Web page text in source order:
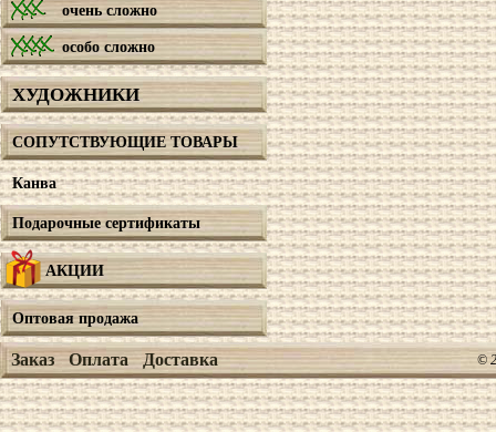
очень сложно
особо сложно
ХУДОЖНИКИ
СОПУТСТВУЮЩИЕ ТОВАРЫ
Канва
Подарочные сертификаты
АКЦИИ
Оптовая продажа
Заказ Оплата Доставка ©